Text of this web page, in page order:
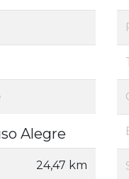
Alegre
24,47 km